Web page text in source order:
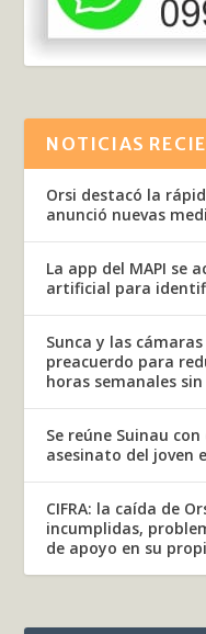
NOTICIAS
Orsi destacó la
anunció nuevas
La app del MAPI se
artificial para
Sunca y las
preacuerdo para
horas semanales
Se reúne Suinau
asesinato del joven
CIFRA: la caída de
incumplidas,
de apoyo en su